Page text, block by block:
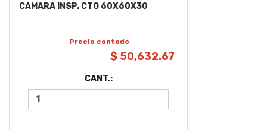
CAMARA INSP. CTO 60X60X30
Precio contado
$ 50,632.67
CANT.: